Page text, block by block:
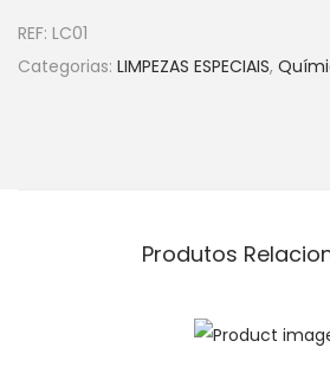
REF: LC01
Categorias: LIMPEZAS ESPECIAIS,
Produtos